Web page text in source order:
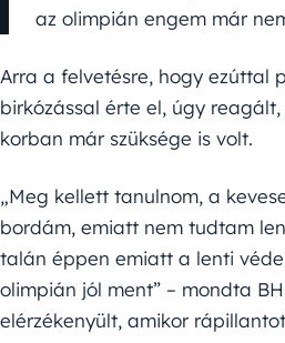
az olimpián engem már
Arra a felvetésre, hogy ezúttal
birkózással érte el, úgy
korban már szüksége is volt.
„Meg kellett tanulnom, a
bordám, emiatt nem tudtam
talán éppen emiatt a lenti
olimpián jól ment” – mondta
elérzékenyült, amikor